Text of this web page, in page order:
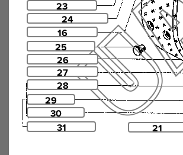
16
21
23
24
25
26
27
28
29
30
31